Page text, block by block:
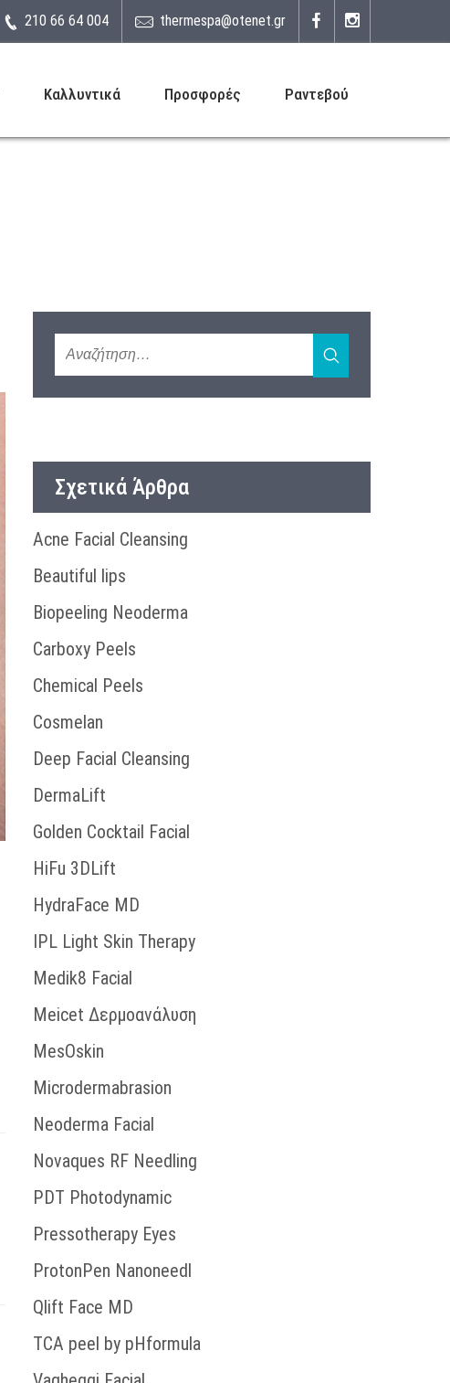
210 66 64 004 thermespa@otenet.gr
Καλλυντικά Προσφορές Ραντεβού
Σχετικά Άρθρα
Acne Facial Cleansing
Beautiful lips
Biopeeling Neoderma
Carboxy Peels
Chemical Peels
Cosmelan
Deep Facial Cleansing
DermaLift
Golden Cocktail Facial
HiFu 3DLift
HydraFace MD
IPL Light Skin Therapy
Medik8 Facial
Meicet Δερμοανάλυση
MesOskin
Microdermabrasion
Neoderma Facial
Novaques RF Needling
PDT Photodynamic
Pressotherapy Eyes
ProtonPen Nanoneedl
Qlift Face MD
TCA peel by pHformula